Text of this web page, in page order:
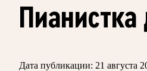
Пианистка
Дата публикации: 21 августа